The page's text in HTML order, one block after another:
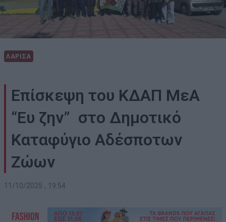
ΛΑΡΙΣΑ
Επίσκεψη του ΚΔΑΠ ΜεΑ
“Ευ ζην” στο Δημοτικό
Καταφύγιο Αδέσποτων
Ζώων
11/10/2025 , 19:54